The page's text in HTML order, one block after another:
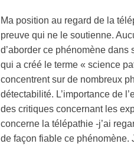
Ma position au regard de la
preuve qui ne le soutienne.
d’aborder ce phénomène dans
qui a créé le terme « science
concentrent sur de nombreux
détectabilité. L’importance de
des critiques concernant les
concerne la télépathie -j’ai
de façon fiable ce phénomène.